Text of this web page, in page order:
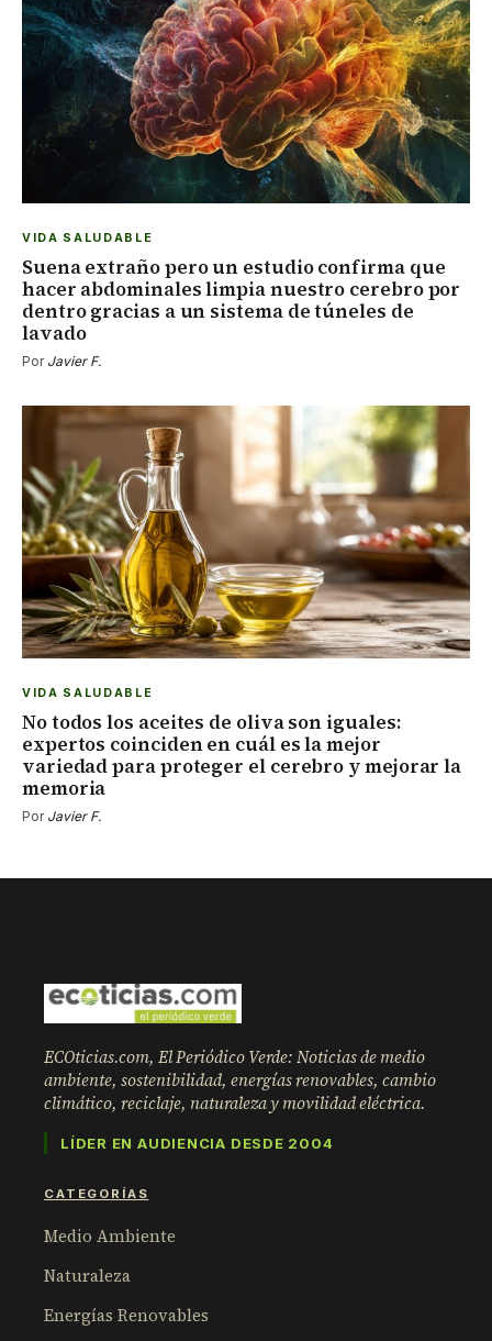
VIDA SALUDABLE
Suena extraño pero un estudio confirma que
hacer abdominales limpia nuestro cerebro por
dentro gracias a un sistema de túneles de
lavado
Por Javier F.
VIDA SALUDABLE
No todos los aceites de oliva son iguales:
expertos coinciden en cuál es la mejor
variedad para proteger el cerebro y mejorar la
memoria
Por Javier F.
ECOticias.com, El Periódico Verde: Noticias de medio
ambiente, sostenibilidad, energías renovables, cambio
climático, reciclaje, naturaleza y movilidad eléctrica.
LÍDER EN AUDIENCIA DESDE 2004
CATEGORÍAS
Medio Ambiente
Naturaleza
Energías Renovables